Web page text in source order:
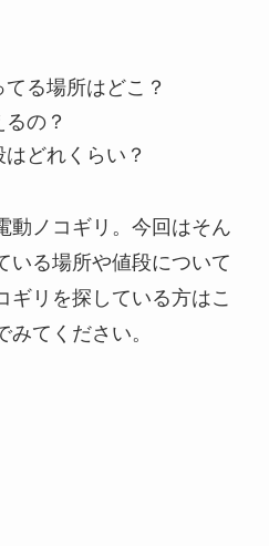
る場所はどこ？
の？
どれくらい？
動ノコギリ。今回はそん
いる場所や値段について
ギリを探している方はこ
てください。